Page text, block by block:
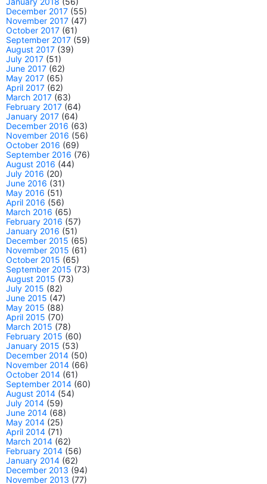
December 2017 (55)
November 2017 (47)
October 2017 (61)
September 2017 (59)
August 2017 (39)
July 2017 (51)
June 2017 (62)
May 2017 (65)
April 2017 (62)
March 2017 (63)
February 2017 (64)
January 2017 (64)
December 2016 (63)
November 2016 (56)
October 2016 (69)
September 2016 (76)
August 2016 (44)
July 2016 (20)
June 2016 (31)
May 2016 (51)
April 2016 (56)
March 2016 (65)
February 2016 (57)
January 2016 (51)
December 2015 (65)
November 2015 (61)
October 2015 (65)
September 2015 (73)
August 2015 (73)
July 2015 (82)
June 2015 (47)
May 2015 (88)
April 2015 (70)
March 2015 (78)
February 2015 (60)
January 2015 (53)
December 2014 (50)
November 2014 (66)
October 2014 (61)
September 2014 (60)
August 2014 (54)
July 2014 (59)
June 2014 (68)
May 2014 (25)
April 2014 (71)
March 2014 (62)
February 2014 (56)
January 2014 (62)
December 2013 (94)
November 2013 (77)